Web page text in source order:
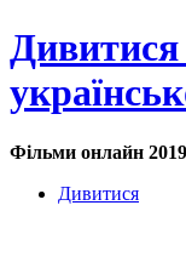
Фільми онлайн
Дивитися